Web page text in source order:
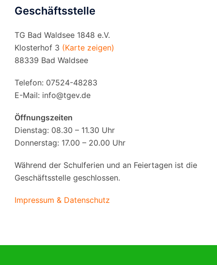
Geschäftsstelle
TG Bad Waldsee 1848 e.V.
Klosterhof 3 (Karte zeigen)
88339 Bad Waldsee
Telefon: 07524-48283
E-Mail: info@tgev.de
Öffnungszeiten
Dienstag: 08.30 – 11.30 Uhr
Donnerstag: 17.00 – 20.00 Uhr
Während der Schulferien und an Feiertagen ist die
Geschäftsstelle geschlossen.
Impressum & Datenschutz